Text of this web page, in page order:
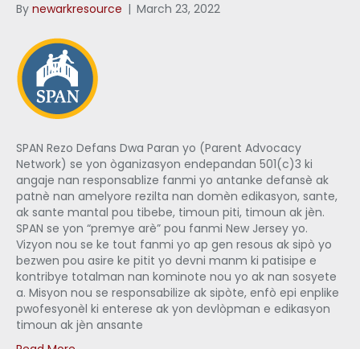
By newarkresource | March 23, 2022
SPAN Rezo Defans Dwa Paran yo (Parent Advocacy
Network) se yon òganizasyon endepandan 501(c)3 ki
angaje nan responsablize fanmi yo antanke defansè ak
patnè nan amelyore rezilta nan domèn edikasyon, sante,
ak sante mantal pou tibebe, timoun piti, timoun ak jèn.
SPAN se yon “premye arè” pou fanmi New Jersey yo.
Vizyon nou se ke tout fanmi yo ap gen resous ak sipò yo
bezwen pou asire ke pitit yo devni manm ki patisipe e
kontribye totalman nan kominote nou yo ak nan sosyete
a. Misyon nou se responsabilize ak sipòte, enfò epi enplike
pwofesyonèl ki enterese ak yon devlòpman e edikasyon
timoun ak jèn ansante